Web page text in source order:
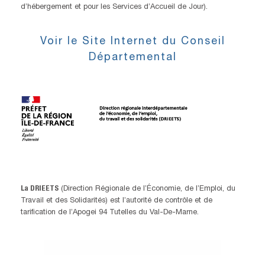
d’hébergement et pour les Services d’Accueil de Jour).
Voir le Site Internet du Conseil
Départemental
La DRIEETS (Direction Régionale de l’Économie, de l’Emploi, du
Travail et des Solidarités) est l’autorité de contrôle et de
tarification de l’Apogei 94 Tutelles du Val-De-Marne.